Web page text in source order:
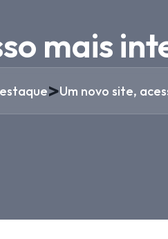
mais
>Um novo site,